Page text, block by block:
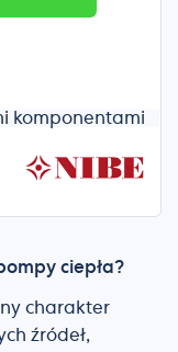
komponentami
ciepła?
charakter
źródeł,